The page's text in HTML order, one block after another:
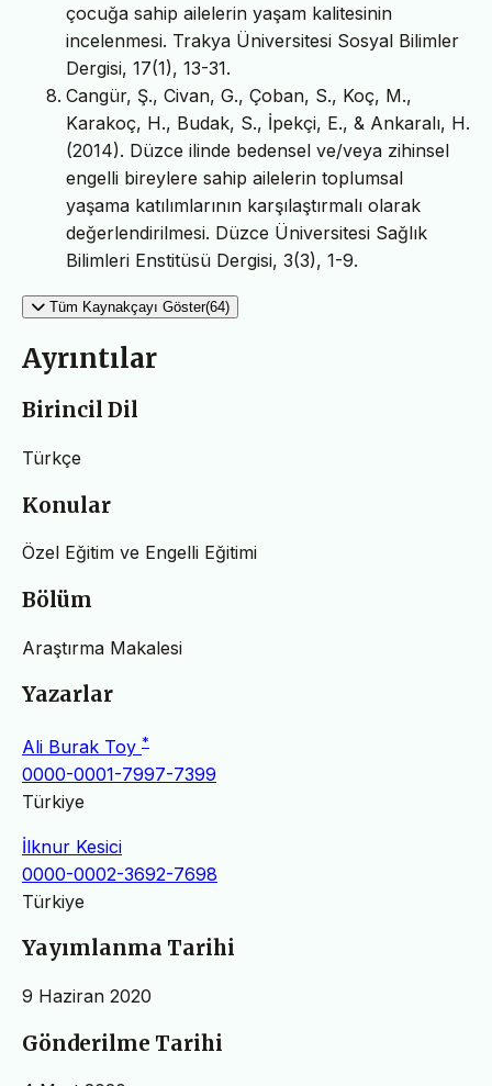
çocuğa sahip ailelerin yaşam kalitesinin
incelenmesi. Trakya Üniversitesi Sosyal Bilimler
Dergisi, 17(1), 13-31.
Cangür, Ş., Civan, G., Çoban, S., Koç, M.,
Karakoç, H., Budak, S., İpekçi, E., & Ankaralı, H.
(2014). Düzce ilinde bedensel ve/veya zihinsel
engelli bireylere sahip ailelerin toplumsal
yaşama katılımlarının karşılaştırmalı olarak
değerlendirilmesi. Düzce Üniversitesi Sağlık
Bilimleri Enstitüsü Dergisi, 3(3), 1-9.
Tüm Kaynakçayı Göster(64)
Ayrıntılar
Birincil Dil
Türkçe
Konular
Özel Eğitim ve Engelli Eğitimi
Bölüm
Araştırma Makalesi
Yazarlar
Ali Burak Toy *
0000-0001-7997-7399
Türkiye
İlknur Kesici
0000-0002-3692-7698
Türkiye
Yayımlanma Tarihi
9 Haziran 2020
Gönderilme Tarihi